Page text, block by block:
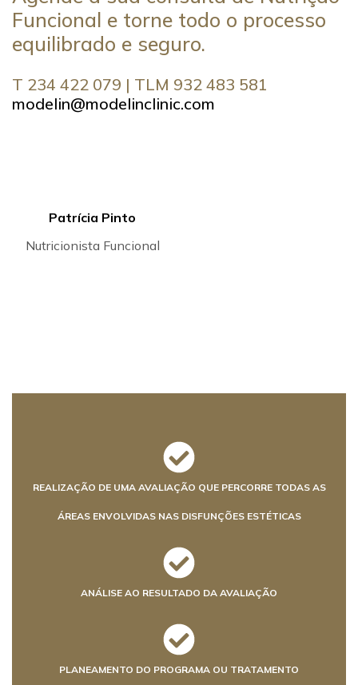
Funcional e torne todo o processo
equilibrado e seguro.
T 234 422 079 | TLM 932 483 581
modelin@modelinclinic.com
Patrícia Pinto
Nutricionista Funcional
REALIZAÇÃO DE UMA AVALIAÇÃO QUE PERCORRE TODAS AS
ÁREAS ENVOLVIDAS NAS DISFUNÇÕES ESTÉTICAS
ANÁLISE AO RESULTADO DA AVALIAÇÃO
PLANEAMENTO DO PROGRAMA OU TRATAMENTO